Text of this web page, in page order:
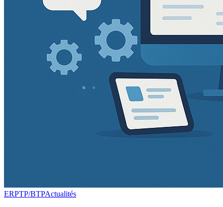
ERPTP/BTPActualités